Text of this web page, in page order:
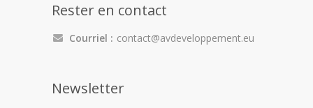
Rester en contact
Courriel : contact@avdeveloppement.eu
Newsletter